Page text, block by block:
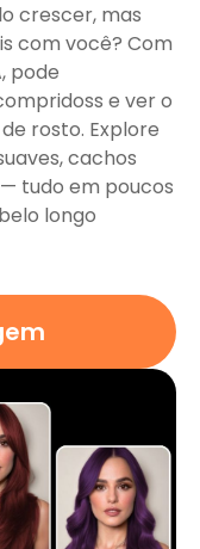
crescer, mas
com você? Com
pode
e ver o
rosto. Explore
cachos
tudo em poucos
longo